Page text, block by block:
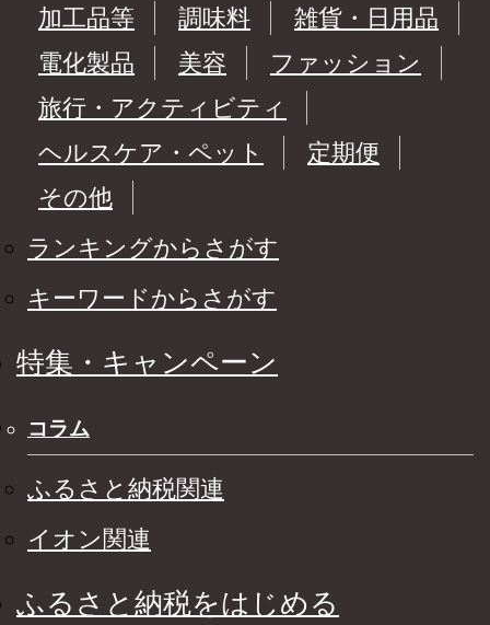
加工品等
調味料
雑貨・日用品
電化製品
美容
ファッション
旅行・アクティビティ
ヘルスケア・ペット
定期便
その他
ランキングからさがす
キーワードからさがす
特集・キャンペーン
コラム
ふるさと納税関連
イオン関連
ふるさと納税をはじめる